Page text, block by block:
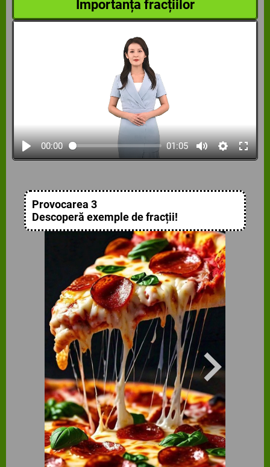
Importanța fracțiilor
00:00 01:05
Provocarea 3
Descoperă exemple de fracții!